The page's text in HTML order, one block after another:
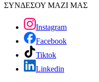
ΣΥΝΔΕΣΟΥ ΜΑΖΙ ΜΑΣ
Instagram
Facebook
Tiktok
Linkedin